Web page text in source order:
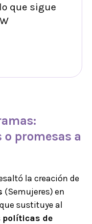
que sigue
:
o promesas a
la creación de
(Semujeres) en
sustituye al
políticas de